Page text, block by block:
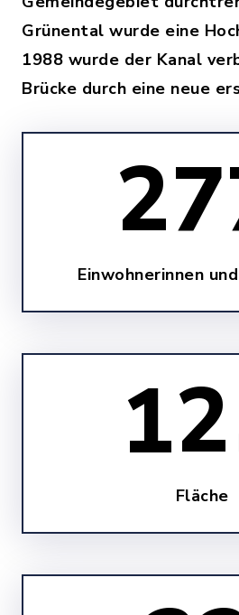
Grünental wurde eine
1988 wurde der Kanal
Brücke durch eine neue
Einwohnerinnen
12
Fläche